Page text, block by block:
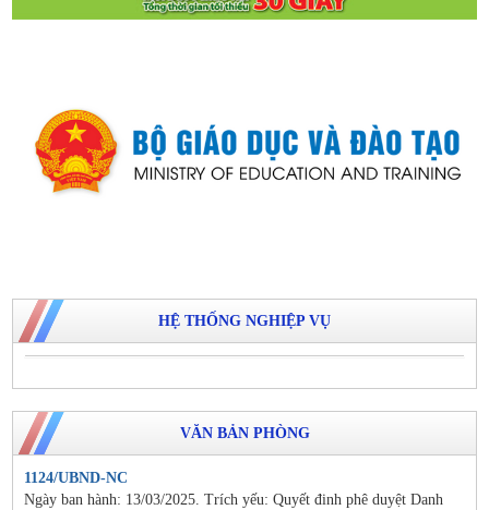
HỆ THỐNG NGHIỆP VỤ
VĂN BẢN PHÒNG
1124/UBND-NC
Ngày ban hành: 13/03/2025. Trích yếu: Quyết đinh phê duyệt Danh